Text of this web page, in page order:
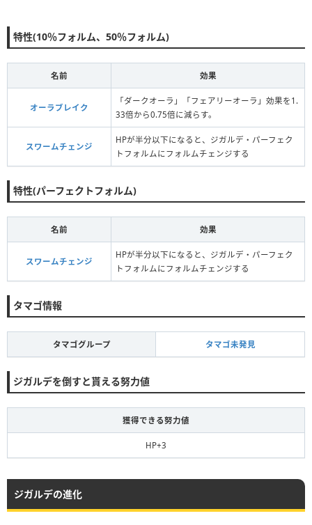
特性(10％フォルム、50％フォルム)
名前 効果
オーラブレイク
「ダークオーラ」「フェアリーオーラ」効果を1.
33倍から0.75倍に減らす。
スワームチェンジ
HPが半分以下になると、ジガルデ・パーフェク
トフォルムにフォルムチェンジする
特性(パーフェクトフォルム)
名前 効果
スワームチェンジ
HPが半分以下になると、ジガルデ・パーフェク
トフォルムにフォルムチェンジする
タマゴ情報
タマゴグループ タマゴ未発見
ジガルデを倒すと貰える努力値
獲得できる努力値
HP+3
ジガルデの進化